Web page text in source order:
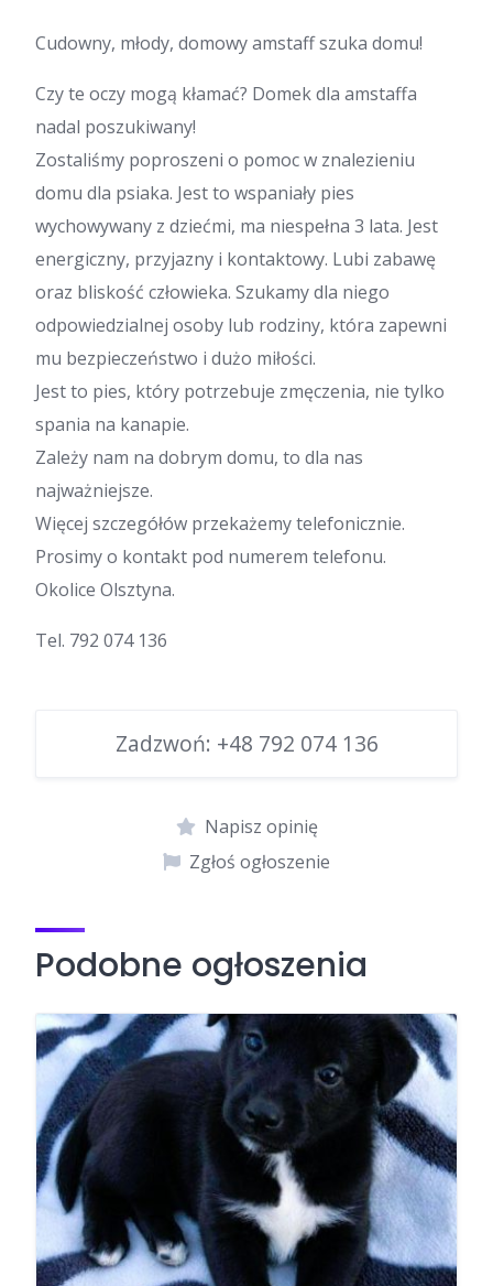
Cudowny, młody, domowy amstaff szuka domu!
Czy te oczy mogą kłamać? Domek dla amstaffa
nadal poszukiwany!
Zostaliśmy poproszeni o pomoc w znalezieniu
domu dla psiaka. Jest to wspaniały pies
wychowywany z dziećmi, ma niespełna 3 lata. Jest
energiczny, przyjazny i kontaktowy. Lubi zabawę
oraz bliskość człowieka. Szukamy dla niego
odpowiedzialnej osoby lub rodziny, która zapewni
mu bezpieczeństwo i dużo miłości.
Jest to pies, który potrzebuje zmęczenia, nie tylko
spania na kanapie.
Zależy nam na dobrym domu, to dla nas
najważniejsze.
Więcej szczegółów przekażemy telefonicznie.
Prosimy o kontakt pod numerem telefonu.
Okolice Olsztyna.
Tel. 792 074 136
Zadzwoń: +48 792 074 136
Napisz opinię
Zgłoś ogłoszenie
Podobne ogłoszenia